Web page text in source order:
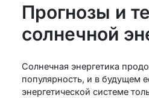
Прогнозы и
солнечной
Солнечная энергетика
популярность, и в будущем
энергетической системе